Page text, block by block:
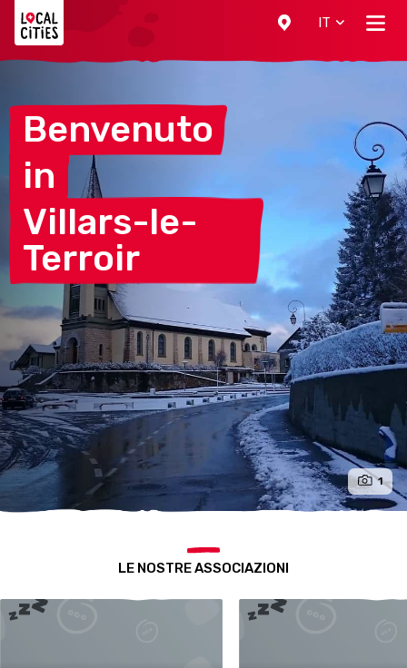
IT
Benvenuto
in
Villars-le-
Terroir
1
LE NOSTRE ASSOCIAZIONI